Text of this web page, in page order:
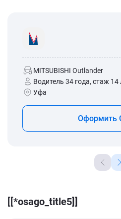
MITSUBISHI Outlander
Водитель 34 года, стаж 14
Уфа
Оформить
[[*osago_title5]]